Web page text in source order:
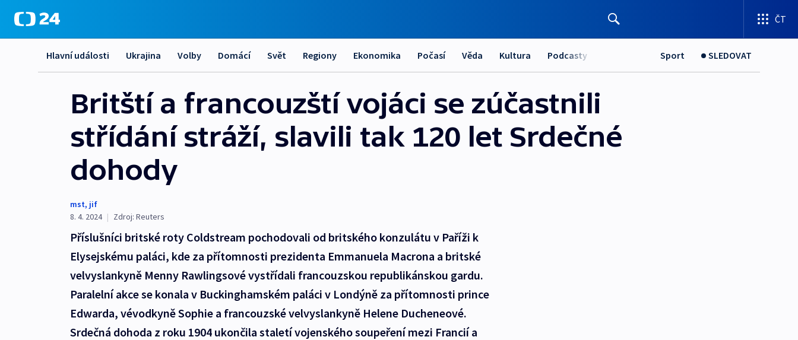
ČT
Hlavní události Ukrajina Volby Domácí Svět Regiony Ekonomika Počasí Věda Kultura Podcasty Sport SLEDOVAT
Britští a francouzští vojáci se zúčastnili
střídání stráží, slavili tak 120 let Srdečné
dohody
mst, jif
8. 4. 2024 | Zdroj: Reuters
Příslušníci britské roty Coldstream pochodovali od britského konzulátu v Paříži k
Elysejskému paláci, kde za přítomnosti prezidenta Emmanuela Macrona a britské
velvyslankyně Menny Rawlingsové vystřídali francouzskou republikánskou gardu.
Paralelní akce se konala v Buckinghamském paláci v Londýně za přítomnosti prince
Edwarda, vévodkyně Sophie a francouzské velvyslankyně Helene Ducheneové.
Srdečná dohoda z roku 1904 ukončila staletí vojenského soupeření mezi Francií a